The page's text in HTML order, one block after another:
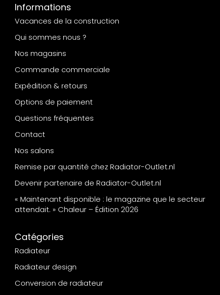
Informations
Vacances de la construction
Qui sommes nous ?
Nos magasins
Commande commerciale
Expédition & retours
Options de paiement
Questions fréquentes
Contact
Nos salons
Remise par quantité chez Radiator-Outlet.nl
Devenir partenaire de Radiator-Outlet.nl
« Maintenant disponible : le magazine que le secteur
attendait. » Chaleur – Édition 2026
Catégories
Radiateur
Radiateur design
Conversion de radiateur